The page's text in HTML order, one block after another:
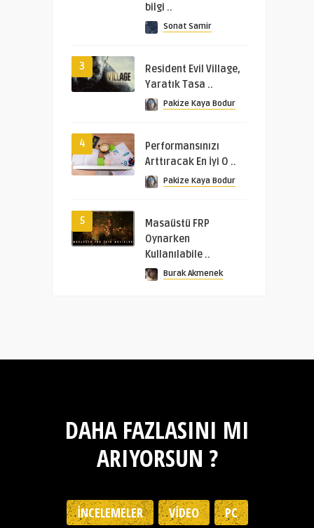
bilgi ..
Sonat Samir
3
Resident Evil Village,
Yaratık Tasa ..
Pakize Kaya Bodur
4
Performansınızı
Arttıracak En İyi O ..
Pakize Kaya Bodur
5
Masaüstü FRP
Oynarken
Kullanılabile ..
Burak Akmenek
DAHA FAZLASINI MI
ARIYORSUN ?
İNCELEMELER VIDEO PC